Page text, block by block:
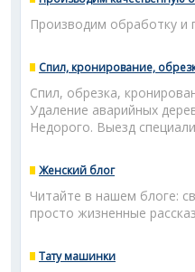
Производим обработку и
Спил, кронирование,
Спил, обрезка,
Удаление аварийных
Недорого. Выезд
Женский блог
Читайте в нашем блоге:
просто жизненные
Тату машинки